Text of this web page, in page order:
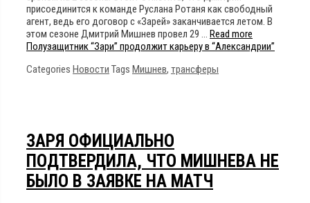
присоединится к команде Руслана Ротаня как свободный
агент, ведь его договор с «Зарей» заканчивается летом. В
этом сезоне Дмитрий Мишнев провел 29 … Read more
Полузащитник “Зари” продолжит карьеру в “Александрии”
Categories Новости Tags Мишнев, трансферы
ЗАРЯ ОФИЦИАЛЬНО
ПОДТВЕРДИЛА, ЧТО МИШНЕВА НЕ
БЫЛО В ЗАЯВКЕ НА МАТЧ